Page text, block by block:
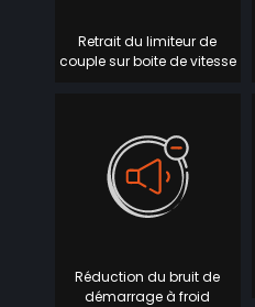
Retrait du limiteur de
couple sur boite de vitesse
Réduction du bruit de
démarrage à froid